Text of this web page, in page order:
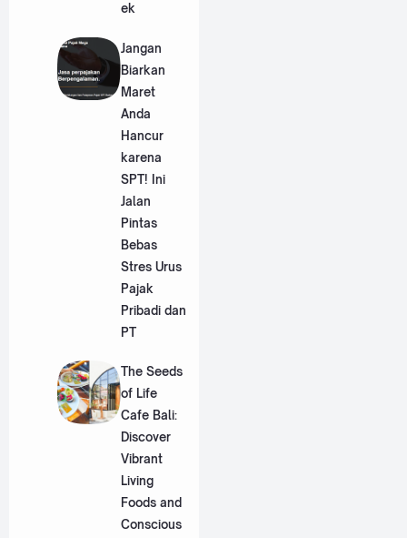
ek
Jangan
Biarkan
Maret
Anda
Hancur
karena
SPT! Ini
Jalan
Pintas
Bebas
Stres Urus
Pajak
Pribadi dan
PT
The Seeds
of Life
Cafe Bali:
Discover
Vibrant
Living
Foods and
Conscious